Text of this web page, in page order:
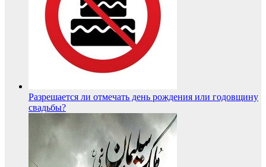
Разрешается ли отмечать день рождения или годовщину
свадьбы?